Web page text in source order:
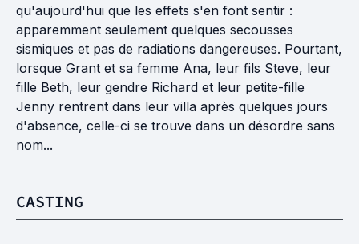
qu'aujourd'hui que les effets s'en font sentir :
apparemment seulement quelques secousses
sismiques et pas de radiations dangereuses. Pourtant,
lorsque Grant et sa femme Ana, leur fils Steve, leur
fille Beth, leur gendre Richard et leur petite-fille
Jenny rentrent dans leur villa après quelques jours
d'absence, celle-ci se trouve dans un désordre sans
nom...
CASTING